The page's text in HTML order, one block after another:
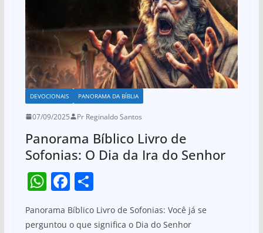
DEVOCIONAIS PANORAMA DA BÍBLIA
07/09/2025 Pr Reginaldo Santos
Panorama Bíblico Livro de
Sofonias: O Dia da Ira do Senhor
W
at
F
a
c
S
h
ar
Panorama Bíblico Livro de Sofonias: Você já se
perguntou o que significa o Dia do Senhor